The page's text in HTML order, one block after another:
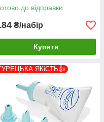
до відправки
₴/набір
Купити
ЯКіСТЬ👍